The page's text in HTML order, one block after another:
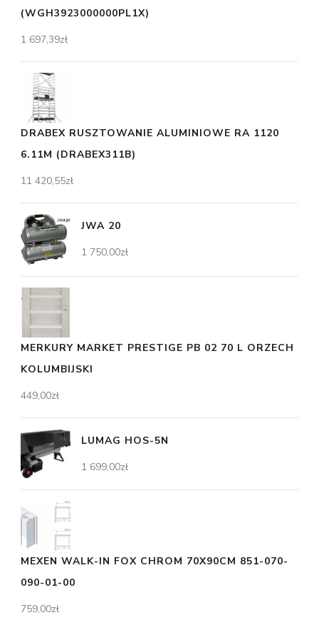
(WGH3923000000PL1X)
1 697,39zł
DRABEX RUSZTOWANIE ALUMINIOWE RA 1120
6.11M (DRABEX311B)
11 420,55zł
JWA 20
1 750,00zł
MERKURY MARKET PRESTIGE PB 02 70 L ORZECH
KOLUMBIJSKI
449,00zł
LUMAG HOS-5N
1 699,00zł
MEXEN WALK-IN FOX CHROM 70X90CM 851-070-
090-01-00
759,00zł